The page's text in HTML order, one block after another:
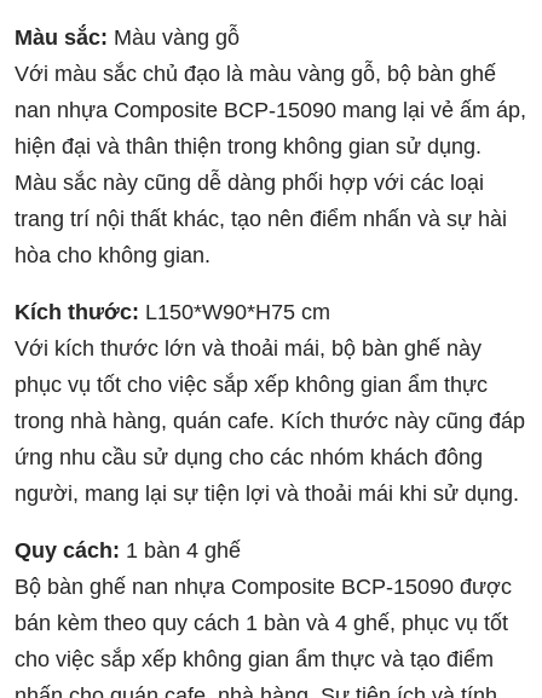
Màu sắc: Màu vàng gỗ
Với màu sắc chủ đạo là màu vàng gỗ, bộ bàn ghế
nan nhựa Composite BCP-15090 mang lại vẻ ấm áp,
hiện đại và thân thiện trong không gian sử dụng.
Màu sắc này cũng dễ dàng phối hợp với các loại
trang trí nội thất khác, tạo nên điểm nhấn và sự hài
hòa cho không gian.
Kích thước: L150*W90*H75 cm
Với kích thước lớn và thoải mái, bộ bàn ghế này
phục vụ tốt cho việc sắp xếp không gian ẩm thực
trong nhà hàng, quán cafe. Kích thước này cũng đáp
ứng nhu cầu sử dụng cho các nhóm khách đông
người, mang lại sự tiện lợi và thoải mái khi sử dụng.
Quy cách: 1 bàn 4 ghế
Bộ bàn ghế nan nhựa Composite BCP-15090 được
bán kèm theo quy cách 1 bàn và 4 ghế, phục vụ tốt
cho việc sắp xếp không gian ẩm thực và tạo điểm